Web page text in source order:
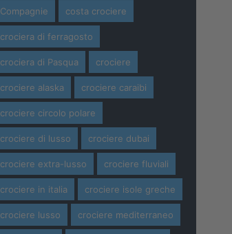
Compagnie costa crociere
crociera di ferragosto
crociera di Pasqua crociere
crociere alaska crociere caraibi
crociere circolo polare
crociere di lusso crociere dubai
crociere extra-lusso crociere fluviali
crociere in italia crociere isole greche
crociere lusso crociere mediterraneo